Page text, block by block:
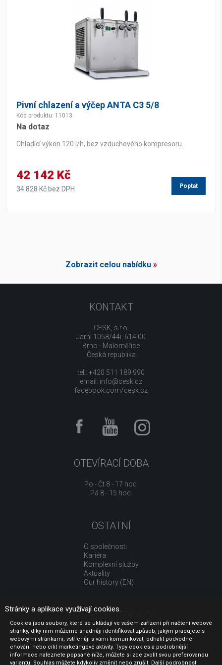
Pivní chlazení a výčep ANTA C3 5/8
Kód produktu: 11013
Na dotaz
Chladící výkon 120 l/h, bez vzduchového kompresoru.
42 142 Kč
34 828 Kč bez DPH Poptat
Zobrazit celou nabídku»
KONTAKT
CESK, s.r.o.
Jarní 1058/44i, 614 00
Brno - Maloměřice
Česká republika
tel.: +420 511 189 990
email: info@cesk.cz
facebook.com/cesk.cz
OTEVÍRACÍ DOBA
Po - Čt 8 - 17 hod.
Pá 8 - 15 hod.
OSTATNÍ
O společnosti
Kariéra
Komplexní služby
Aktuality
Our history (EN)
UŽITEČNÉ ODKAZY
Jak nakupovat
Obchodní podmínky
GDPR - ochrana osobních údajů
Profil zadavatele
Stránky a aplikace využívají cookies.
Cookies jsou soubory, které se ukládají ve vašem zařízení při načtení webové
stránky, díky nim můžeme snadněji identifikovat způsob, jakým pracujete s
webovými stránkami, vstřícněji s vámi komunikovat, odhalit podvodné
chování nebo cílit marketingové aktivity. Typy cookies a podrobnější
informace naleznete popsané níže, můžete si zde zvolit svou preferovanou
variantu. Souhlas můžete kdykoliv změnit nebo zrušit. Další podrobnosti